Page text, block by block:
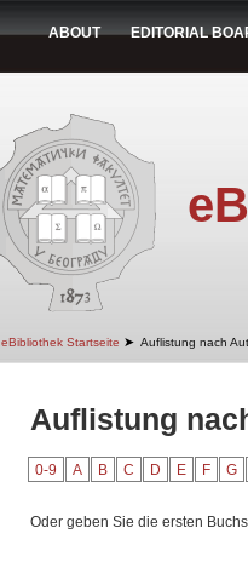
ABOUT EDITORIAL
eBibliothek Startseite ➤ Auflistung nach
Auflistung
0-9 A B C D E F G
Oder geben Sie die ersten